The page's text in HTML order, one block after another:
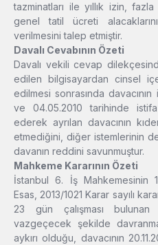
tazminatları ile yıllık izin,
genel tatil ücreti
verilmesini talep etmiştir.
Davalı Cevabının Özeti
Davalı vekili cevap
edilen bilgisayardan cinsel
edilmesi sonrasında
ve 04.05.2010 tarihinde
ederek ayrılan davacının
etmediğini, diğer istemlerinin
davanın reddini savunmuştur.
Mahkeme Kararının Özeti
İstanbul 6. İş Mahkemesinin
Esas, 2013/1021 Karar sayılı
23 gün çalışması bulunan
vazgeçecek şekilde
aykırı olduğu, davacının